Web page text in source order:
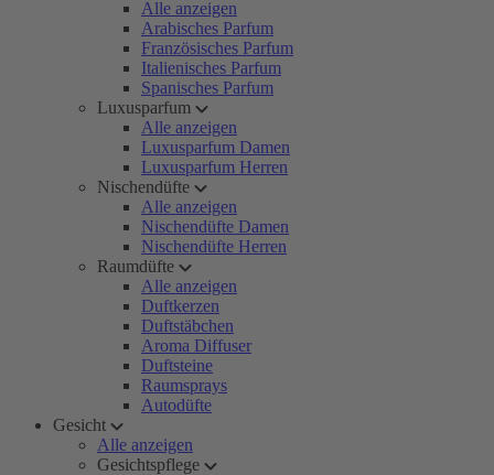
Alle anzeigen
Arabisches Parfum
Französisches Parfum
Italienisches Parfum
Spanisches Parfum
Luxusparfum
Alle anzeigen
Luxusparfum Damen
Luxusparfum Herren
Nischendüfte
Alle anzeigen
Nischendüfte Damen
Nischendüfte Herren
Raumdüfte
Alle anzeigen
Duftkerzen
Duftstäbchen
Aroma Diffuser
Duftsteine
Raumsprays
Autodüfte
Gesicht
Alle anzeigen
Gesichtspflege